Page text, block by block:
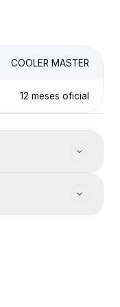
COOLER MASTER
12 meses oficial